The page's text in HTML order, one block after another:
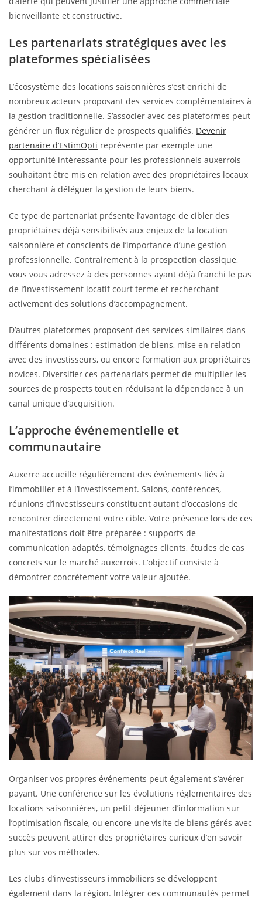
bienveillante et constructive.
Les partenariats stratégiques avec les
plateformes spécialisées
L’écosystème des locations saisonnières s’est enrichi de
nombreux acteurs proposant des services complémentaires à
la gestion traditionnelle. S’associer avec ces plateformes peut
générer un flux régulier de prospects qualifiés. Devenir
partenaire d’EstimOpti représente par exemple une
opportunité intéressante pour les professionnels auxerrois
souhaitant être mis en relation avec des propriétaires locaux
cherchant à déléguer la gestion de leurs biens.
Ce type de partenariat présente l’avantage de cibler des
propriétaires déjà sensibilisés aux enjeux de la location
saisonnière et conscients de l’importance d’une gestion
professionnelle. Contrairement à la prospection classique,
vous vous adressez à des personnes ayant déjà franchi le pas
de l’investissement locatif court terme et recherchant
activement des solutions d’accompagnement.
D’autres plateformes proposent des services similaires dans
différents domaines : estimation de biens, mise en relation
avec des investisseurs, ou encore formation aux propriétaires
novices. Diversifier ces partenariats permet de multiplier les
sources de prospects tout en réduisant la dépendance à un
canal unique d’acquisition.
L’approche événementielle et
communautaire
Auxerre accueille régulièrement des événements liés à
l’immobilier et à l’investissement. Salons, conférences,
réunions d’investisseurs constituent autant d’occasions de
rencontrer directement votre cible. Votre présence lors de ces
manifestations doit être préparée : supports de
communication adaptés, témoignages clients, études de cas
concrets sur le marché auxerrois. L’objectif consiste à
démontrer concrètement votre valeur ajoutée.
Organiser vos propres événements peut également s’avérer
payant. Une conférence sur les évolutions réglementaires des
locations saisonnières, un petit-déjeuner d’information sur
l’optimisation fiscale, ou encore une visite de biens gérés avec
succès peuvent attirer des propriétaires curieux d’en savoir
plus sur vos méthodes.
Les clubs d’investisseurs immobiliers se développent
également dans la région. Intégrer ces communautés permet